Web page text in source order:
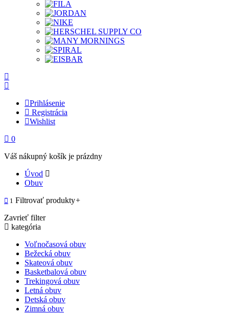
Prihlásenie
Registrácia
Wishlist
0
Váš nákupný košík je prázdny
Úvod
Obuv
1 Filtrovať produkty+
Zavrieť filter
kategória
Voľnočasová obuv
Bežecká obuv
Skateová obuv
Basketbalová obuv
Trekingová obuv
Letná obuv
Detská obuv
Zimná obuv